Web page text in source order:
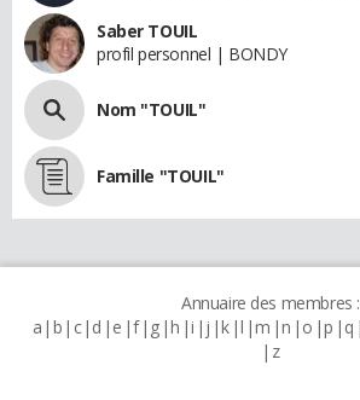
Saber TOUIL
profil personnel | BONDY
Nom "TOUIL"
Famille "TOUIL"
Annuaire des membres :
a b c d e f g h i j k l m n o p q
z